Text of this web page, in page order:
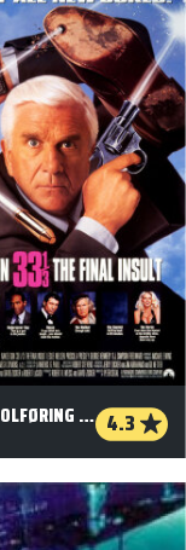
HØJ PISTOLFØRING 33 1/3: DEN ULTIMATIVE FORNÆRMELSE 4.3